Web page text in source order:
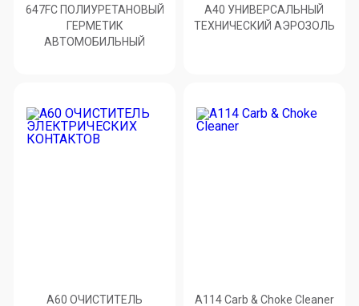
647FC ПОЛИУРЕТАНОВЫЙ
ГЕРМЕТИК
АВТОМОБИЛЬНЫЙ
A40 УНИВЕРСАЛЬНЫЙ
ТЕХНИЧЕСКИЙ АЭРОЗОЛЬ
A60 ОЧИСТИТЕЛЬ
A114 Carb & Choke Cleaner